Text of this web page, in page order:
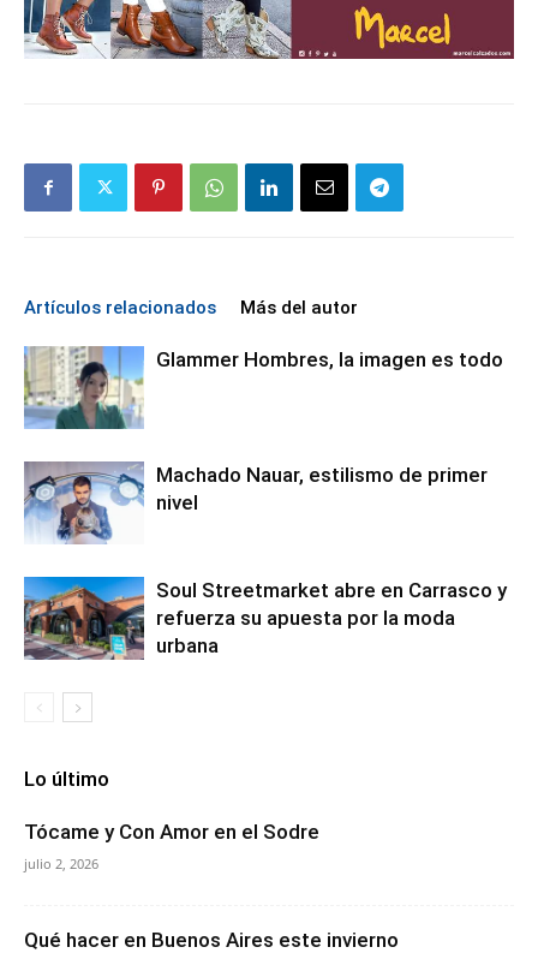
Artículos relacionados Más del autor
Glammer Hombres, la imagen es todo
Machado Nauar, estilismo de primer
nivel
Soul Streetmarket abre en Carrasco y
refuerza su apuesta por la moda
urbana
Lo último
Tócame y Con Amor en el Sodre
julio 2, 2026
Qué hacer en Buenos Aires este invierno